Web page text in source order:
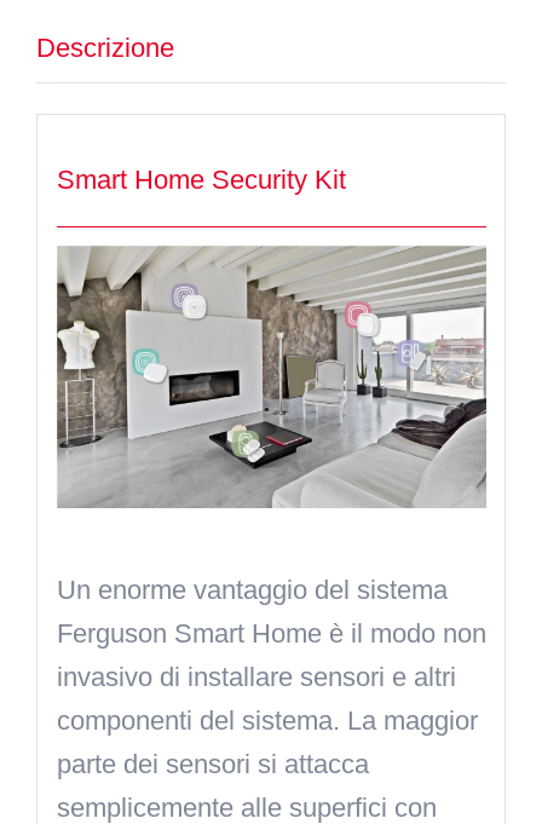
Descrizione
Smart Home Security Kit
Un enorme vantaggio del sistema
Ferguson Smart Home è il modo non
invasivo di installare sensori e altri
componenti del sistema. La maggior
parte dei sensori si attacca
semplicemente alle superfici con